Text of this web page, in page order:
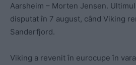
Aarsheim – Morten Jensen.
disputat în 7 august, când Viking
Sanderfjord.
Viking a revenit în eurocupe în